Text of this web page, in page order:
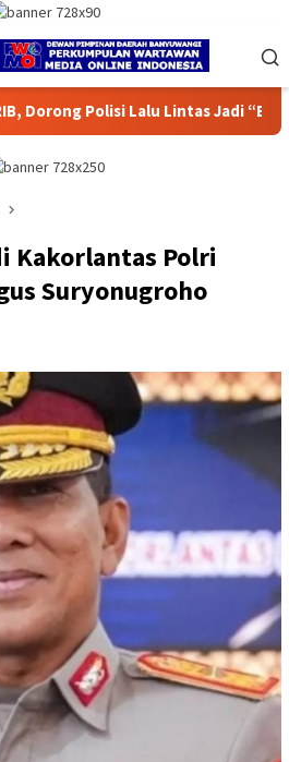
Masyarakat Operasi
Kakorlantas Polri
Suryonugroho